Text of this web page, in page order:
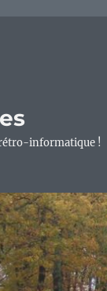
informatique !